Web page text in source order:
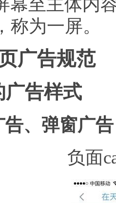
至主体内
称为一屏。
广告规范
广告样式
、弹窗广告
负面